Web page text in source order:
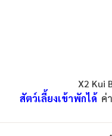
X2 Kui
สัตว์เลี้ยงเข้าพักได้ ค่